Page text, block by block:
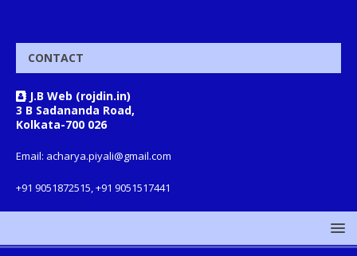
CONTACT
J.B Web (rojdin.in)
3 B Sadananda Road,
Kolkata-700 026
Email: acharya.piyali@gmail.com
+91 9051872515, +91 9051517441